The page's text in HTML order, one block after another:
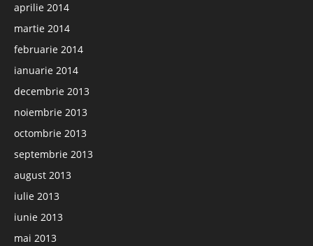
aprilie 2014
martie 2014
februarie 2014
ianuarie 2014
decembrie 2013
noiembrie 2013
octombrie 2013
septembrie 2013
august 2013
iulie 2013
iunie 2013
mai 2013